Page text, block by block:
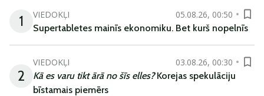
1
VIEDOKĻI
05.08.26, 00:50
Supertabletes mainīs ekonomiku. Bet kurš nopelnīs
2
VIEDOKĻI
03.08.26, 00:30
Kā es varu tikt ārā no šīs elles?Korejas spekulāciju
bīstamais piemērs